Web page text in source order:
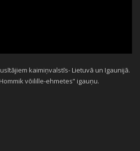
kaimiņvalstīs- Lietuvā un Igaunijā.
võilille-ehmetes” igauņu.